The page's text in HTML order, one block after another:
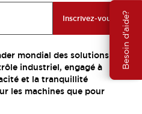
Besoin d'aide?
Inscrivez-vous
mondial des solutions
industriel, engagé à
et la tranquillité
les machines que pour